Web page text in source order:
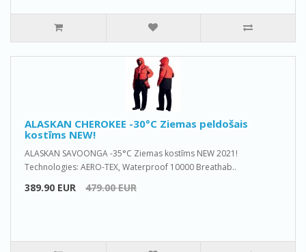
ALASKAN CHEROKEE -30°C Ziemas peldošais
kostīms NEW!
ALASKAN SAVOONGA -35°C Ziemas kostīms NEW 2021!
Technologies: AERO-TEX, Waterproof 10000 Breathab..
389.90 EUR 479.00 EUR